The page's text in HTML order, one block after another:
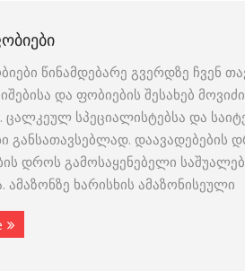
წინამდებარე გვერდზე ჩვენ
და ფობიების შესახებ
ცალკეულ სპეციალისტებსა და
განსათავსებლად. დაავადებების
დროს გამოსაყენებელი
ამაზონზე ხარისხის ამაზონისეული